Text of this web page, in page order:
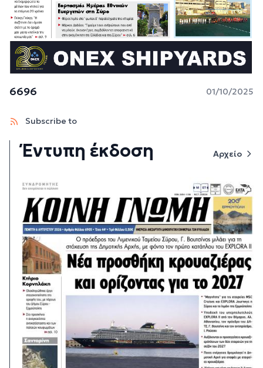
6696 01/10/2025
Subscribe to
Έντυπη έκδοση Αρχείο